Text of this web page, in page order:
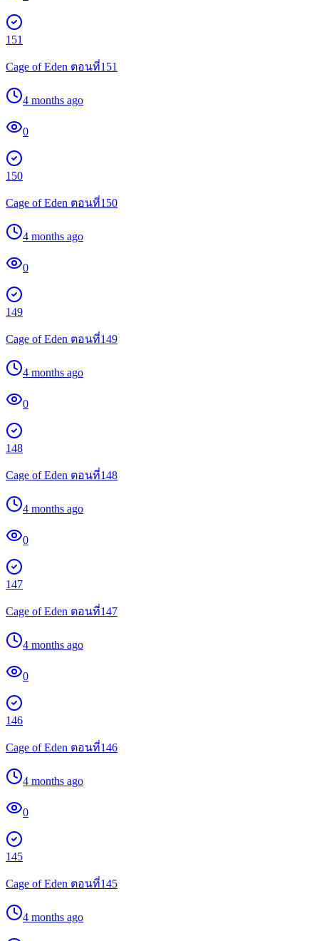
151
Cage of Eden ตอนที่151
4 months ago
0
150
Cage of Eden ตอนที่150
4 months ago
0
149
Cage of Eden ตอนที่149
4 months ago
0
148
Cage of Eden ตอนที่148
4 months ago
0
147
Cage of Eden ตอนที่147
4 months ago
0
146
Cage of Eden ตอนที่146
4 months ago
0
145
Cage of Eden ตอนที่145
4 months ago